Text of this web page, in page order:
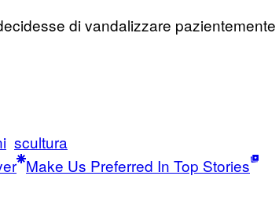
di vandalizzare pazientemente
scultura
Make Us Preferred In Top Stories